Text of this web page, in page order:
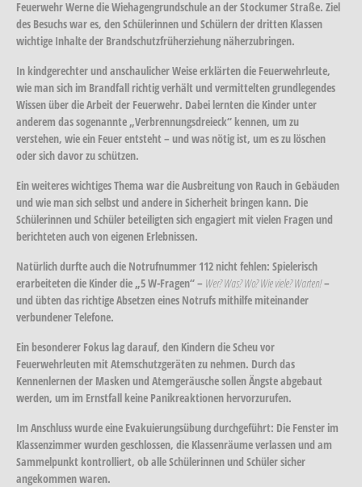
Feuerwehr Werne die Wiehagengrundschule an der Stockumer Straße. Ziel
des Besuchs war es, den Schülerinnen und Schülern der dritten Klassen
wichtige Inhalte der Brandschutzfrüherziehung näherzubringen.
In kindgerechter und anschaulicher Weise erklärten die Feuerwehrleute,
wie man sich im Brandfall richtig verhält und vermittelten grundlegendes
Wissen über die Arbeit der Feuerwehr. Dabei lernten die Kinder unter
anderem das sogenannte „Verbrennungsdreieck“ kennen, um zu
verstehen, wie ein Feuer entsteht – und was nötig ist, um es zu löschen
oder sich davor zu schützen.
Ein weiteres wichtiges Thema war die Ausbreitung von Rauch in Gebäuden
und wie man sich selbst und andere in Sicherheit bringen kann. Die
Schülerinnen und Schüler beteiligten sich engagiert mit vielen Fragen und
berichteten auch von eigenen Erlebnissen.
Natürlich durfte auch die Notrufnummer 112 nicht fehlen: Spielerisch
erarbeiteten die Kinder die „5 W-Fragen“ – Wer? Was? Wo? Wie viele? Warten!–
und übten das richtige Absetzen eines Notrufs mithilfe miteinander
verbundener Telefone.
Ein besonderer Fokus lag darauf, den Kindern die Scheu vor
Feuerwehrleuten mit Atemschutzgeräten zu nehmen. Durch das
Kennenlernen der Masken und Atemgeräusche sollen Ängste abgebaut
werden, um im Ernstfall keine Panikreaktionen hervorzurufen.
Im Anschluss wurde eine Evakuierungsübung durchgeführt: Die Fenster im
Klassenzimmer wurden geschlossen, die Klassenräume verlassen und am
Sammelpunkt kontrolliert, ob alle Schülerinnen und Schüler sicher
angekommen waren.